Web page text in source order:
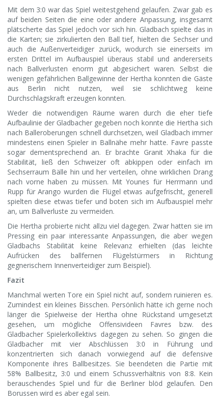
Mit dem 3:0 war das Spiel weitestgehend gelaufen. Zwar gab es
auf beiden Seiten die eine oder andere Anpassung, insgesamt
plätscherte das Spiel jedoch vor sich hin. Gladbach spielte das in
die Karten; sie zirkulierten den Ball tief, hielten die Sechser und
auch die Außenverteidiger zurück, wodurch sie einerseits im
ersten Drittel im Aufbauspiel überaus stabil und andererseits
nach Ballverlusten enorm gut abgesichert waren. Selbst die
wenigen gefährlichen Ballgewinne der Hertha konnten die Gäste
aus Berlin nicht nutzen, weil sie schlichtweg keine
Durchschlagskraft erzeugen konnten.
Weder die notwendigen Räume waren durch die eher tiefe
Aufbaulinie der Gladbacher gegeben noch konnte die Hertha sich
nach Balleroberungen schnell durchsetzen, weil Gladbach immer
mindestens einen Spieler in Ballnähe mehr hatte. Favre passte
sogar dementsprechend an. Er brachte Granit Xhaka für die
Stabilität, ließ den Schweizer oft abkippen oder einfach im
Sechserraum Bälle hin und her verteilen, ohne wirklichen Drang
nach vorne haben zu müssen. Mit Younes für Herrmann und
Rupp für Arango wurden die Flügel etwas aufgefrischt, generell
spielten diese etwas tiefer und boten sich im Aufbauspiel mehr
an, um Ballverluste zu vermeiden.
Die Hertha probierte nicht allzu viel dagegen. Zwar hatten sie im
Pressing ein paar interessante Anpassungen, die aber wegen
Gladbachs Stabilität keine Relevanz erhielten (das leichte
Aufrücken des ballfernen Flügelstürmers in Richtung
gegnerischem Innenverteidiger zum Beispiel).
Fazit
Manchmal werten Tore ein Spiel nicht auf, sondern ruinieren es.
Zumindest ein kleines Bisschen. Persönlich hätte ich gerne noch
länger die Spielweise der Hertha ohne Rückstand umgesetzt
gesehen, um mögliche Offensivideen Favres bzw. des
Gladbacher Spielerkollektivs dagegen zu sehen. So gingen die
Gladbacher mit vier Abschlüssen 3:0 in Führung und
konzentrierten sich danach vorwiegend auf die defensive
Komponente ihres Ballbesitzes. Sie beendeten die Partie mit
58% Ballbesitz, 3:0 und einem Schussverhältnis von 8:8. Kein
berauschendes Spiel und für die Berliner blöd gelaufen. Den
Borussen wird es aber egal sein.